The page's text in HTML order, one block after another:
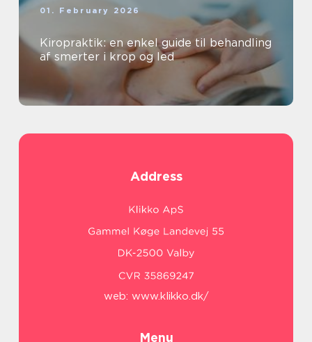
01. February 2026
Kiropraktik: en enkel guide til behandling
af smerter i krop og led
Address
web: www.klikko.dk/
Menu